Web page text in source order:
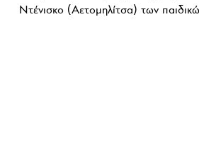
Ντένισκο (Αετομηλίτσα) των